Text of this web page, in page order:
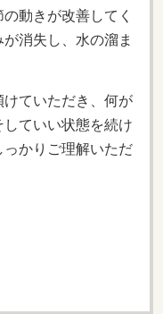
動きが改善してく
消失し、水の溜ま
ていただき、何が
ていい状態を続け
かりご理解いただ